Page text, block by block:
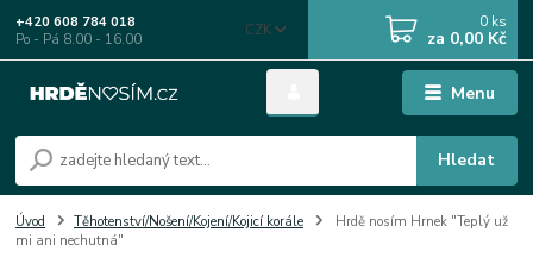
Menu
CZK
Hledat
+420 608 784 018
Po - Pá 8.00 - 16.00
0 ks
za 0,00 Kč
Úvod Těhotenství/Nošení/Kojení/Kojicí korále
Hrdě nosím Hrnek "Teplý už
mi ani nechutná"